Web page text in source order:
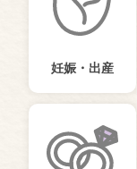
妊娠・出産